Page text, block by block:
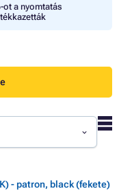
ot a nyomtatás
- patron, black (fekete)